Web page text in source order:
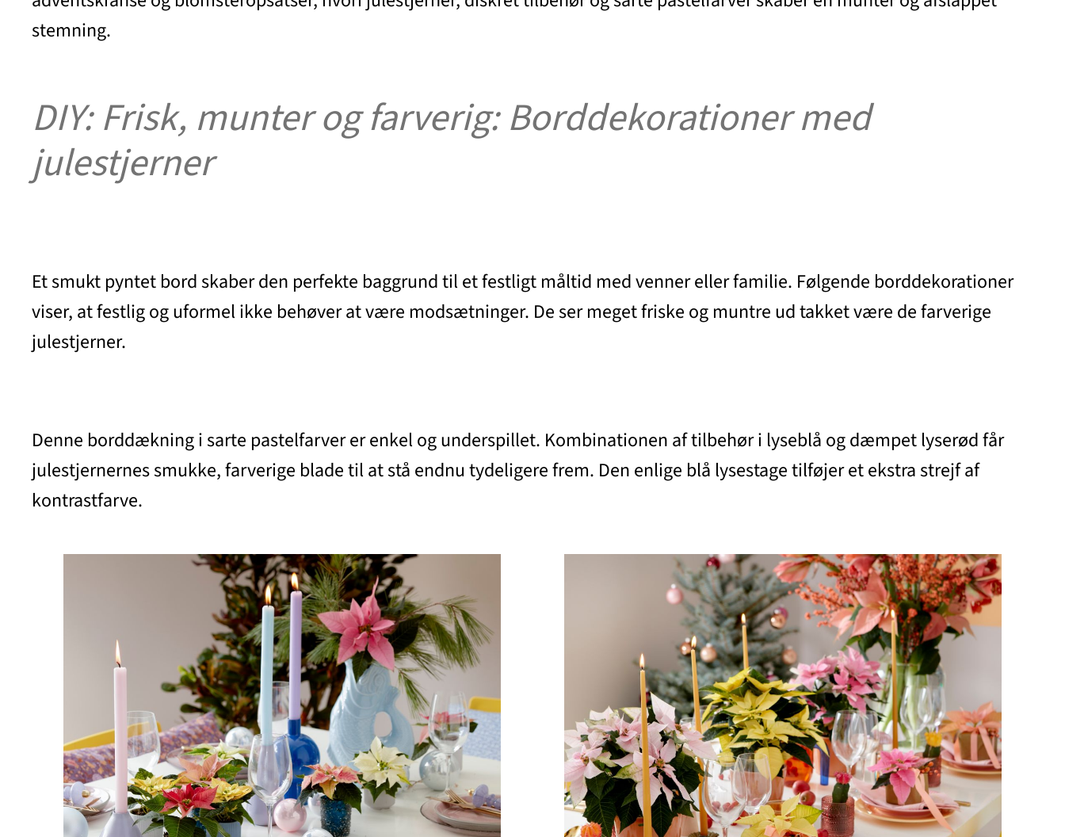
stemning.
DIY: Frisk, munter og farverig: Borddekorationer med
julestjerner
Et smukt pyntet bord skaber den perfekte baggrund til et festligt måltid med venner eller familie. Følgende borddekorationer
viser, at festlig og uformel ikke behøver at være modsætninger. De ser meget friske og muntre ud takket være de farverige
julestjerner.
Denne borddækning i sarte pastelfarver er enkel og underspillet. Kombinationen af tilbehør i lyseblå og dæmpet lyserød får
julestjernernes smukke, farverige blade til at stå endnu tydeligere frem. Den enlige blå lysestage tilføjer et ekstra strejf af
kontrastfarve.